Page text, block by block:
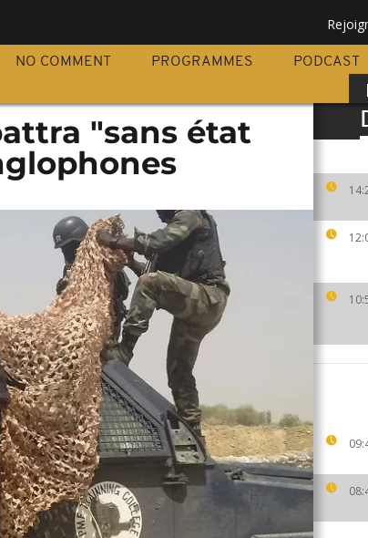
NO COMMENT PROGRAMMES
PODCAST
"sans état